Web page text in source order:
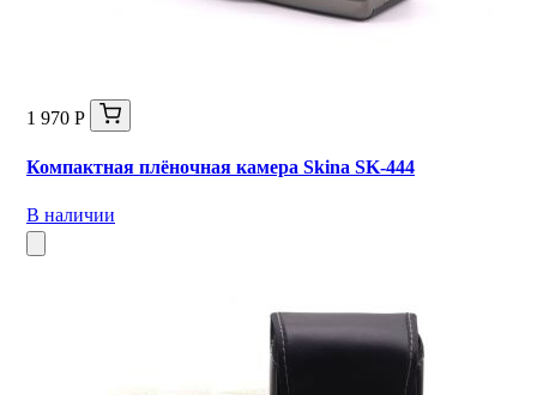
1 970 Р
Компактная плёночная камера Skina SK-444
В наличии